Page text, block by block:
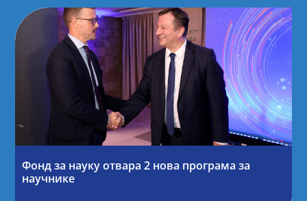
Фонд за науку отвара 2 нова програма за
научнике